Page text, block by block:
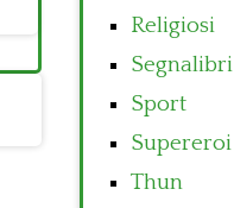
Religiosi
Segnalibri
Sport
Supereroi
Thun